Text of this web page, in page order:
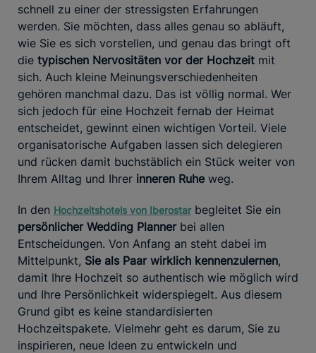
schnell zu einer der stressigsten Erfahrungen
werden. Sie möchten, dass alles genau so abläuft,
wie Sie es sich vorstellen, und genau das bringt oft
die typischen Nervositäten vor der Hochzeit mit
sich. Auch kleine Meinungsverschiedenheiten
gehören manchmal dazu. Das ist völlig normal. Wer
sich jedoch für eine Hochzeit fernab der Heimat
entscheidet, gewinnt einen wichtigen Vorteil. Viele
organisatorische Aufgaben lassen sich delegieren
und rücken damit buchstäblich ein Stück weiter von
Ihrem Alltag und Ihrer inneren Ruhe weg.
In den Hochzeitshotels von Iberostarbegleitet Sie ein
persönlicher Wedding Plannerbei allen
Entscheidungen. Von Anfang an steht dabei im
Mittelpunkt, Sie als Paar wirklich kennenzulernen,
damit Ihre Hochzeit so authentisch wie möglich wird
und Ihre Persönlichkeit widerspiegelt. Aus diesem
Grund gibt es keine standardisierten
Hochzeitspakete. Vielmehr geht es darum, Sie zu
inspirieren, neue Ideen zu entwickeln und